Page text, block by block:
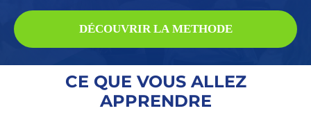
DÉCOUVRIR LA METHODE
CE QUE VOUS ALLEZ
APPRENDRE